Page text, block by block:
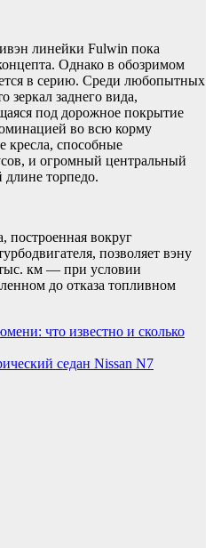
линейки Fulwin пока
Однако в обозримом
в серию. Среди любопытных
зеркал заднего вида,
под дорожное покрытие
во всю корму
кресла, способные
и огромный центральный
длине торпедо.
построенная вокруг
позволяет вэну
км — при условии
до отказа топливном
что известно и сколько
седан Nissan N7